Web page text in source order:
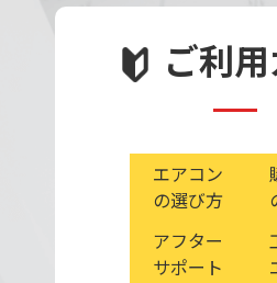
・ご本人からの求めに応じ情報
・公開された個人情報が事実と
に応じます。
ご利
エアコン
の選び方
アフター
サポート